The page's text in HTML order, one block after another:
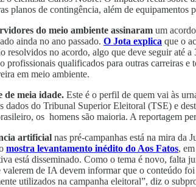
planos de contingência, além de equipamentos
do meio ambiente assinaram um
ainda no ano passado. O Jota explica que o
resolvidos no acordo, algo que deve seguir até
profissionais qualificados para outras carreiras
em meio ambiente.
de meia idade. Este é o perfil de quem vai às
dados do Tribunal Superior Eleitoral (TSE) e
os homens são maioria. A reportagem
artificial nas pré-campanhas está na mira da
mostra levantamento inédito do Aos Fatos,
está disseminado. Como o tema é novo, falta
valerem de IA devem informar que o conteúdo
utilizados na campanha eleitoral”, diz o